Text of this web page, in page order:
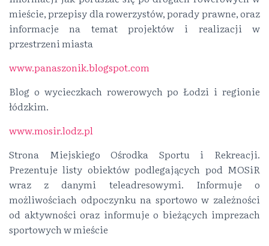
mieście, przepisy dla rowerzystów, porady prawne, oraz
informacje na temat projektów i realizacji w
przestrzeni miasta
www.panaszonik.blogspot.com
Blog o wycieczkach rowerowych po Łodzi i regionie
łódzkim.
www.mosir.lodz.pl
Strona Miejskiego Ośrodka Sportu i Rekreacji.
Prezentuje listy obiektów podlegających pod MOSiR
wraz z danymi teleadresowymi. Informuje o
możliwościach odpoczynku na sportowo w zależności
od aktywności oraz informuje o bieżących imprezach
sportowych w mieście